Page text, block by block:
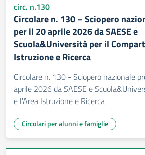
circ. n.130
Circolare n. 130 – Sciopero
per il 20 aprile 2026 da SAESE e
Scuola&Università per il
Istruzione e Ricerca
Circolare n. 130 - Sciopero nazionale
aprile 2026 da SAESE e
e l'Area Istruzione e Ricerca
Circolari per alunni e famiglie